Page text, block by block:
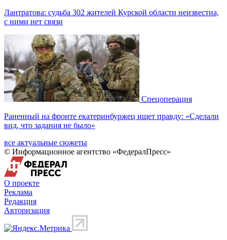
Лантратова: судьба 302 жителей Курской области неизвестна,
с ними нет связи
Спецоперация
Раненный на фронте екатеринбуржец ищет правду: «Сделали
вид, что задания не было»
все актуальные сюжеты
© Информационное агентство «ФедералПресс»
О проекте
Реклама
Редакция
Авторизация